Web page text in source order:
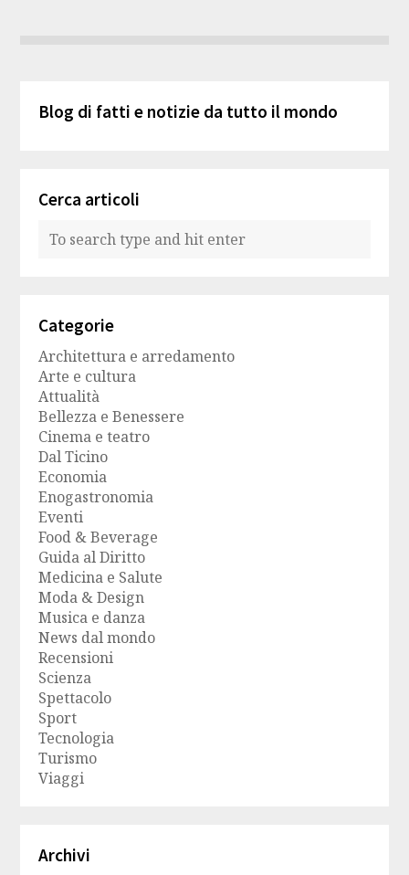
Blog di fatti e notizie da tutto il mondo
Cerca articoli
Categorie
Architettura e arredamento
Arte e cultura
Attualità
Bellezza e Benessere
Cinema e teatro
Dal Ticino
Economia
Enogastronomia
Eventi
Food & Beverage
Guida al Diritto
Medicina e Salute
Moda & Design
Musica e danza
News dal mondo
Recensioni
Scienza
Spettacolo
Sport
Tecnologia
Turismo
Viaggi
Archivi